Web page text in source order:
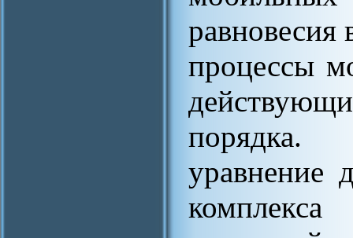
равновесия
процессы
порядка.
уравнение